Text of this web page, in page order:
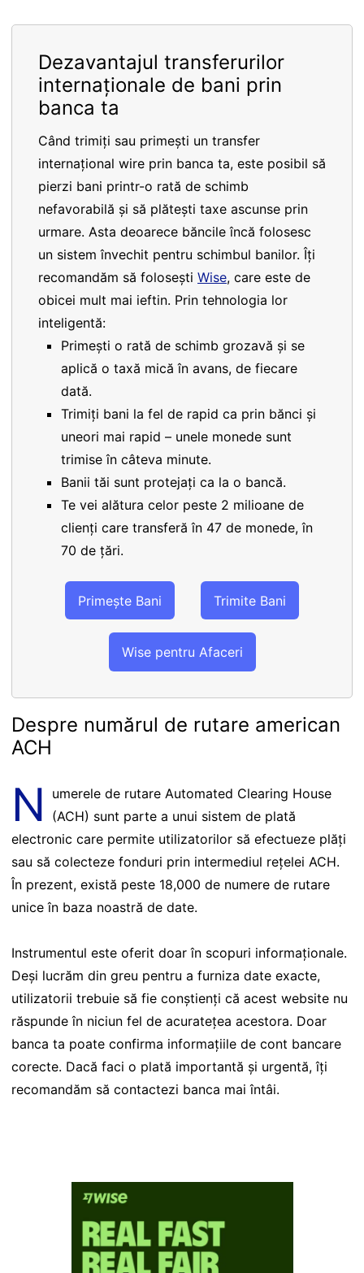
Dezavantajul transferurilor
internaționale de bani prin
banca ta
Când trimiți sau primești un transfer
internațional wire prin banca ta, este posibil să
pierzi bani printr-o rată de schimb
nefavorabilă și să plătești taxe ascunse prin
urmare. Asta deoarece băncile încă folosesc
un sistem învechit pentru schimbul banilor. Îți
recomandăm să folosești Wise, care este de
obicei mult mai ieftin. Prin tehnologia lor
inteligentă:
Primești o rată de schimb grozavă și se
aplică o taxă mică în avans, de fiecare
dată.
Trimiți bani la fel de rapid ca prin bănci și
uneori mai rapid – unele monede sunt
trimise în câteva minute.
Banii tăi sunt protejați ca la o bancă.
Te vei alătura celor peste 2 milioane de
clienți care transferă în 47 de monede, în
70 de țări.
Primește Bani Trimite Bani
Wise pentru Afaceri
Despre numărul de rutare american
ACH
N
umerele de rutare Automated Clearing House
(ACH) sunt parte a unui sistem de plată
electronic care permite utilizatorilor să efectueze plăți
sau să colecteze fonduri prin intermediul rețelei ACH.
În prezent, există peste 18,000 de numere de rutare
unice în baza noastră de date.
Instrumentul este oferit doar în scopuri informaționale.
Deși lucrăm din greu pentru a furniza date exacte,
utilizatorii trebuie să fie conștienți că acest website nu
răspunde în niciun fel de acuratețea acestora. Doar
banca ta poate confirma informațiile de cont bancare
corecte. Dacă faci o plată importantă și urgentă, îți
recomandăm să contactezi banca mai întâi.